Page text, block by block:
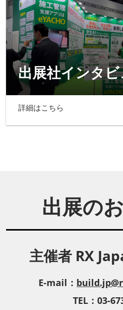
出展社インタ
詳細はこちら
出展の
主催者 RX
E-mail：
TEL：03-